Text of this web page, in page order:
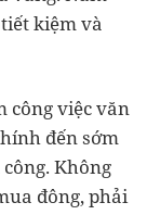
kiệm và
công việc văn
đến sớm
Không
đông, phải